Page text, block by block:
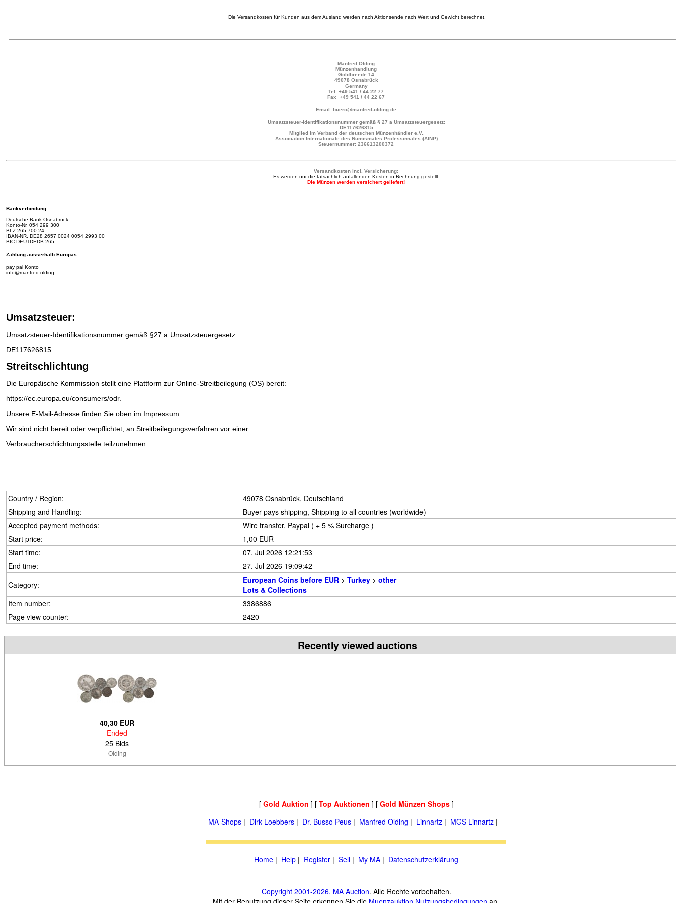
Die Versandkosten für Kunden aus dem Ausland werden nach Aktionsende nach Wert und Gewicht berechnet.
Manfred Olding
Münzenhandlung
Goldbreede 14
49078 Osnabrück
Germany
Tel. +49 541 / 44 22 77
Fax +49 541 / 44 22 67
Email: buero@manfred-olding.de
Umsatzsteuer-Identifikationsnummer gemäß § 27 a Umsatzsteuergesetz:
DE117626815
Mitglied im Verband der deutschen Münzenhändler e.V.
Association Internationale des Numismates Professinnales (AINP)
Steuernummer: 236613200372
Versandkosten incl. Versicherung:
Es werden nur die tatsächlich anfallenden Kosten in Rechnung gestellt.
Die Münzen werden versichert geliefert!
Bankverbindung:
Deutsche Bank Osnabrück
Konto-Nr. 054 299 300
BLZ 265 700 24
IBAN-NR. DE28 2657 0024 0054 2993 00
BIC DEUTDEDB 265
Zahlung ausserhalb Europas:
pay pal Konto
info@manfred-olding.
Umsatzsteuer:
Umsatzsteuer-Identifikationsnummer gemäß §27 a Umsatzsteuergesetz:
DE117626815
Streitschlichtung
Die Europäische Kommission stellt eine Plattform zur Online-Streitbeilegung (OS) bereit:
https://ec.europa.eu/consumers/odr.
Unsere E-Mail-Adresse finden Sie oben im Impressum.
Wir sind nicht bereit oder verpflichtet, an Streitbeilegungsverfahren vor einer
Verbraucherschlichtungsstelle teilzunehmen.
Country / Region:
49078 Osnabrück, Deutschland
Shipping and Handling:
Buyer pays shipping, Shipping to all countries (worldwide)
Accepted payment methods:
Wire transfer, Paypal ( + 5 % Surcharge )
Start price:
1,00 EUR
Start time:
07. Jul 2026 12:21:53
End time:
27. Jul 2026 19:09:42
Category:
European Coins before EUR > Turkey > other
Lots & Collections
Item number:
3386886
Page view counter:
2420
Recently viewed auctions
40,30 EUR
Ended
25 Bids
Olding
[ Gold Auktion ] [ Top Auktionen ] [ Gold Münzen Shops]
MA-Shops | Dirk Loebbers | Dr. Busso Peus | Manfred Olding | Linnartz | MGS Linnartz |
Home | Help | Register | Sell | My MA | Datenschutzerklärung
Copyright 2001-2026, MA Auction. Alle Rechte vorbehalten.